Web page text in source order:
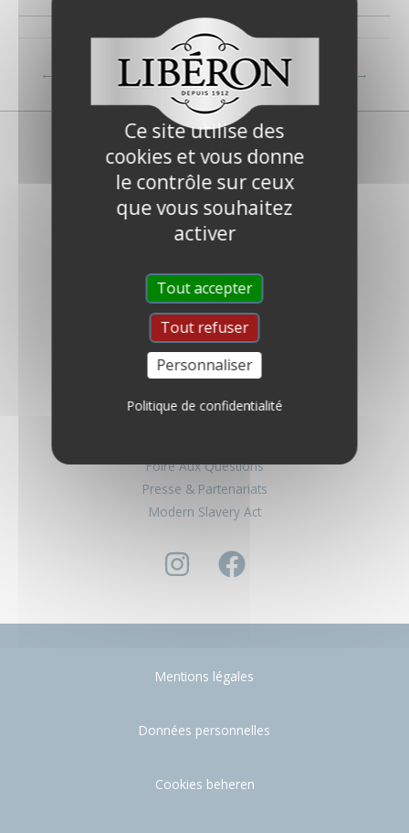
← FAQ suivant →
Qui sommes-nous ?
Nous contacter
Foire Aux Questions
Presse & Partenariats
Modern Slavery Act
Foire Aux Questions
Presse & Partenariats
Modern Slavery Act
Mentions légales
Données personnelles
Cookies beheren
Ce site utilise des
cookies et vous donne
le contrôle sur ceux
que vous souhaitez
activer
Tout accepter
Tout refuser
Personnaliser
Politique de confidentialité